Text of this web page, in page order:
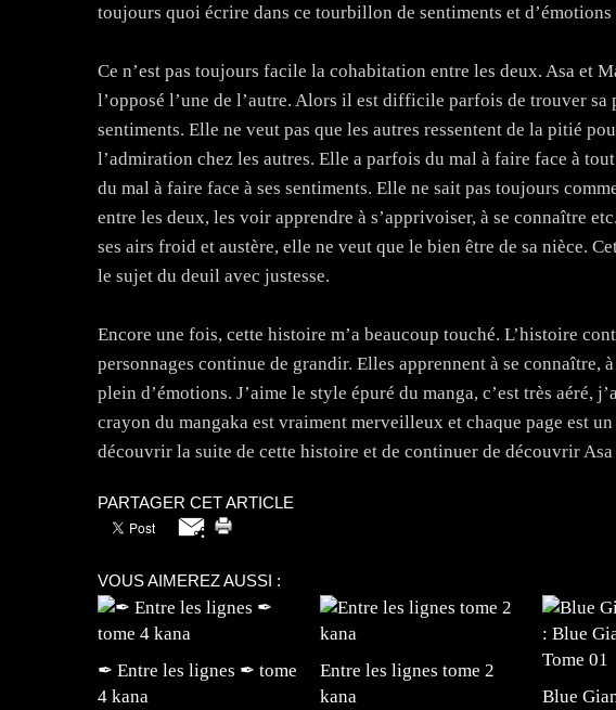
toujours quoi écrire dans ce tourbillon de sentiments et
Ce n’est pas toujours facile la cohabitation entre les deux. Asa et
l’opposé l’une de l’autre. Alors il est difficile parfois de trouver
sentiments. Elle ne veut pas que les autres ressentent de la pitié
l’admiration chez les autres. Elle a parfois du mal à faire face à
du mal à faire face à ses sentiments. Elle ne sait pas toujours
entre les deux, les voir apprendre à s’apprivoiser, à se connaître
ses airs froid et austère, elle ne veut que le bien être de sa nièce.
le sujet du deuil avec justesse.
Encore une fois, cette histoire m’a beaucoup touché. L’histoire
personnages continue de grandir. Elles apprennent à se connaître,
plein d’émotions. J’aime le style épuré du manga, c’est très aéré,
crayon du mangaka est vraiment merveilleux et chaque page est
découvrir la suite de cette histoire et de continuer de découvrir
PARTAGER CET ARTICLE
VOUS AIMEREZ AUSSI :
✒ Entre les lignes ✒ tome
4 kana
Entre les lignes tome 2
kana
Blue